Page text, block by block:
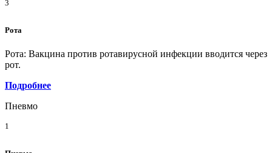
3
Рота
Рота: Вакцина против ротавирусной инфекции вводится через
рот.
Подробнее
Пневмо
1